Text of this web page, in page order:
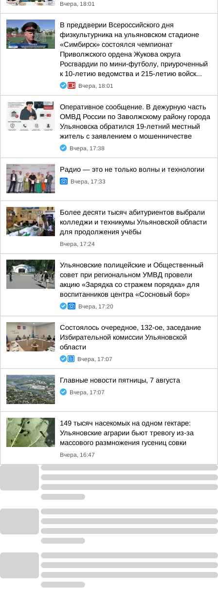
Вчера, 18:01
В преддверии Всероссийского дня
физкультурника на ульяновском стадионе
«Симбирск» состоялся чемпионат
Приволжского ордена Жукова округа
Росгвардии по мини-футболу, приуроченный
к 10-летию ведомства и 215-летию войск...
Вчера, 18:01
Оперативное сообщение. В дежурную часть
ОМВД России по Заволжскому району города
Ульяновска обратился 19-летний местный
житель с заявлением о мошенничестве
Вчера, 17:38
Радио — это не только волны и технологии
Вчера, 17:33
Более десяти тысяч абитуриентов выбрали
колледжи и техникумы Ульяновской области
для продолжения учёбы
Вчера, 17:24
Ульяновские полицейские и Общественный
совет при региональном УМВД провели
акцию «Зарядка со стражем порядка» для
воспитанников центра «Сосновый бор»
Вчера, 17:20
Состоялось очередное, 132-ое, заседание
Избирательной комиссии Ульяновской
области
Вчера, 17:07
Главные новости пятницы, 7 августа
Вчера, 17:07
149 тысяч насекомых на одном гектаре:
Ульяновские аграрии бьют тревогу из-за
массового размножения гусениц совки
Вчера, 16:47